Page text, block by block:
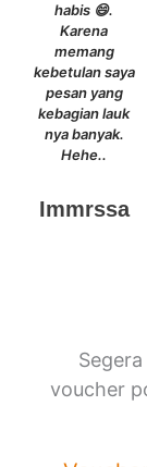
habis 😄.
Karena
memang
kebetulan saya
pesan yang
kebagian lauk
nya banyak.
Hehe..
Immrssa
voucher